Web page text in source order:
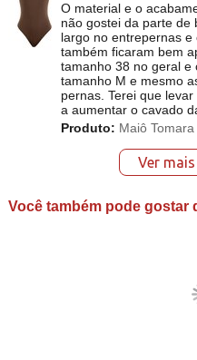
O material e o
não gostei da parte de
largo no entrepernas
também ficaram bem
tamanho 38 no geral e
tamanho M e mesmo
pernas. Terei que
a aumentar o cavado
Produto: Maiô
Ver
Você também pode gostar